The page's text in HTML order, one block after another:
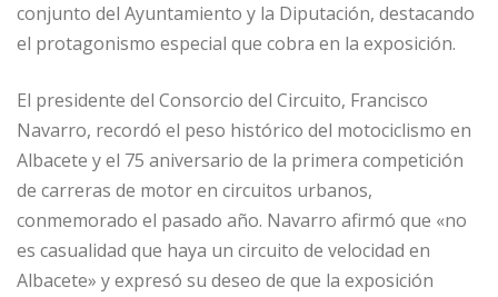
conjunto del Ayuntamiento y la Diputación, destacando
el protagonismo especial que cobra en la exposición.
El presidente del Consorcio del Circuito, Francisco
Navarro, recordó el peso histórico del motociclismo en
Albacete y el 75 aniversario de la primera competición
de carreras de motor en circuitos urbanos,
conmemorado el pasado año. Navarro afirmó que «no
es casualidad que haya un circuito de velocidad en
Albacete» y expresó su deseo de que la exposición